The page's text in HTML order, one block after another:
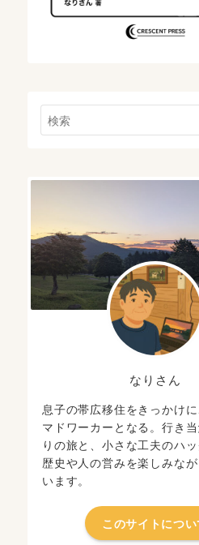
なりさん
息子の帯広移住をきっかけ
マドワーカーとなる。行き
りの旅と、小さな工夫のハ
歴史や人の営みを楽しみな
います。
このサイトについ